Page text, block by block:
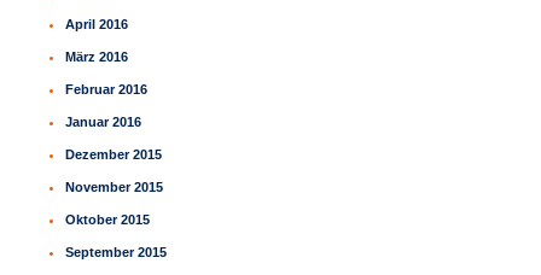
April 2016
März 2016
Februar 2016
Januar 2016
Dezember 2015
November 2015
Oktober 2015
September 2015